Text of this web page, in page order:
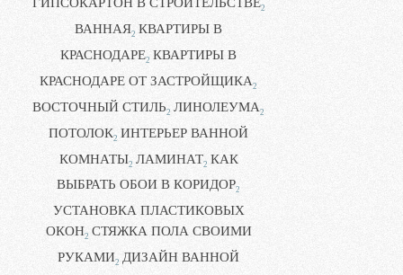
2
ВАННАЯ2 КВАРТИРЫ В
КРАСНОДАРЕ2 КВАРТИРЫ В
КРАСНОДАРЕ ОТ ЗАСТРОЙЩИКА2
ВОСТОЧНЫЙ СТИЛЬ2 ЛИНОЛЕУМА2
ПОТОЛОК2 ИНТЕРЬЕР ВАННОЙ
КОМНАТЫ2 ЛАМИНАТ2 КАК
ВЫБРАТЬ ОБОИ В КОРИДОР2
УСТАНОВКА ПЛАСТИКОВЫХ
ОКОН2 СТЯЖКА ПОЛА СВОИМИ
РУКАМИ2 ДИЗАЙН ВАННОЙ